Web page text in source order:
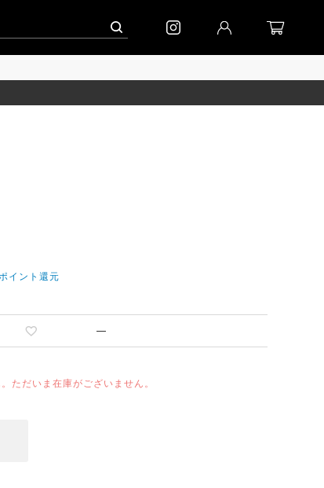
予約│「エッグジャケット GREY」
イント還元
—
ただいま在庫がございません。